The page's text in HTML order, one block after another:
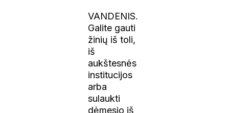
VANDENIS.
Galite gauti
žinių iš toli,
iš
aukštesnės
institucijos
arba
sulaukti
dėmesio iš